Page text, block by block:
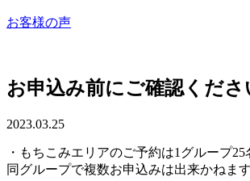
お客様の声
お申込み前にご確認くださ
2023.03.25
・もちこみエリアのご予約は1グループ
同グループで複数お申込みは出来かねます